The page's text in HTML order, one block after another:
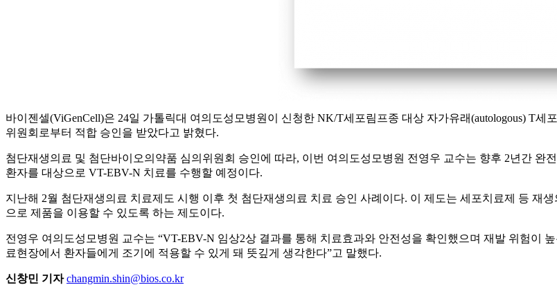
바이젠셀(ViGenCell)은 24일 가톨릭대 여의도성모병원이 신청한 NK/T세포림프종 대상 자가유래(autologous) T
위원회로부터 적합 승인을 받았다고 밝혔다.
첨단재생의료 및 첨단바이오의약품 심의위원회 승인에 따라, 이번 여의도성모병원 전영우 교수는 향후 2년간
환자를 대상으로 VT-EBV-N 치료를 수행할 예정이다.
지난해 2월 첨단재생의료 치료제도 시행 이후 첫 첨단재생의료 치료 승인 사례이다. 이 제도는 세포치료제 등 재
으로 제품을 이용할 수 있도록 하는 제도이다.
전영우 여의도성모병원 교수는 “VT-EBV-N 임상2상 결과를 통해 치료효과와 안전성을 확인했으며 재발 위험이
료현장에서 환자들에게 조기에 적용할 수 있게 돼 뜻깊게 생각한다”고 말했다.
신창민 기자 changmin.shin@bios.co.kr